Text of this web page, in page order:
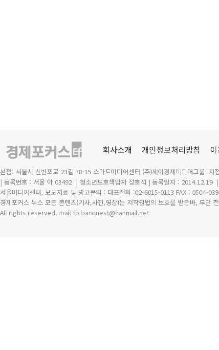
회사소개 개인정보처리방침
본점: 서울시 신반포로 23길 78-15 스마트미디어센터 (주)제이경제미디어그룹 지
| 등록번호 : 서울 아 03492 | 청소년보호책임자 정호석 | 등록일자 : 2014.12.19
서울미디어센터, 보도자료 및 광고문의 : 대표전화 :02-6015-0113 FAX : 0504-
경제포커스 뉴스 모든 콘텐츠(기사,사진,영상)는 저작권법의 보호를 받은바, 무단
All rights reserved. mail to banquest@hanmail.net